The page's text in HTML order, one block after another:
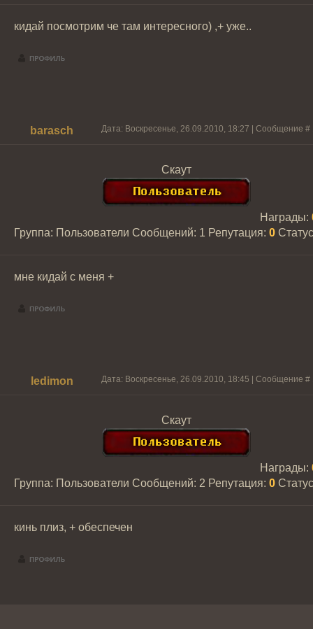
кидай посмотрим че там интересного) ,+ уже..
barasch Дата: Воскресенье, 26.09.2010, 18:27 | Сообщение #
Скаут
Группа: Пользователи Сообщений: 1
Награды:
Репутация: 0
мне кидай с меня +
ledimon Дата: Воскресенье, 26.09.2010, 18:45 | Сообщение #
Скаут
Группа: Пользователи Сообщений: 2
Награды:
Репутация: 0
кинь плиз, + обеспечен